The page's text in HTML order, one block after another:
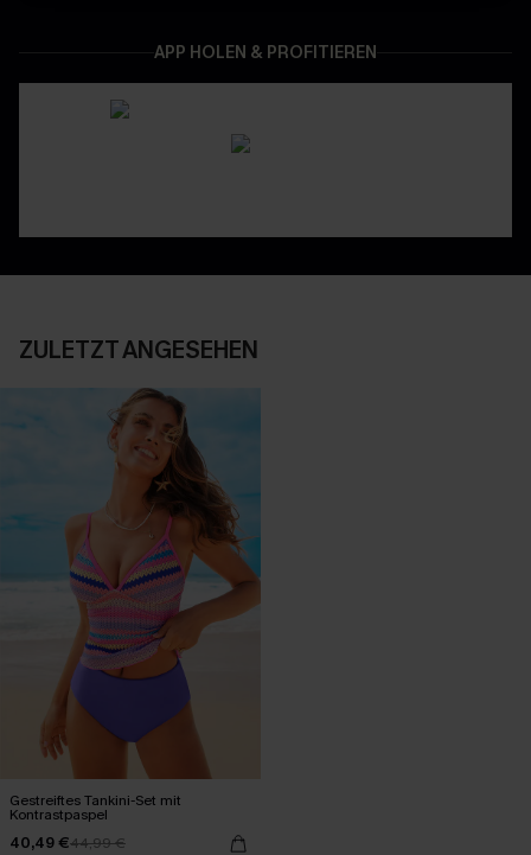
APP HOLEN & PROFITIEREN
ZULETZT ANGESEHEN
Gestreiftes Tankini-Set mit
Kontrastpaspel
40,49 €44,99 €